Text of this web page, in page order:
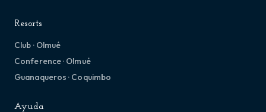
Resorts
Club · Olmué
Conference · Olmué
Guanaqueros · Coquimbo
Ayuda